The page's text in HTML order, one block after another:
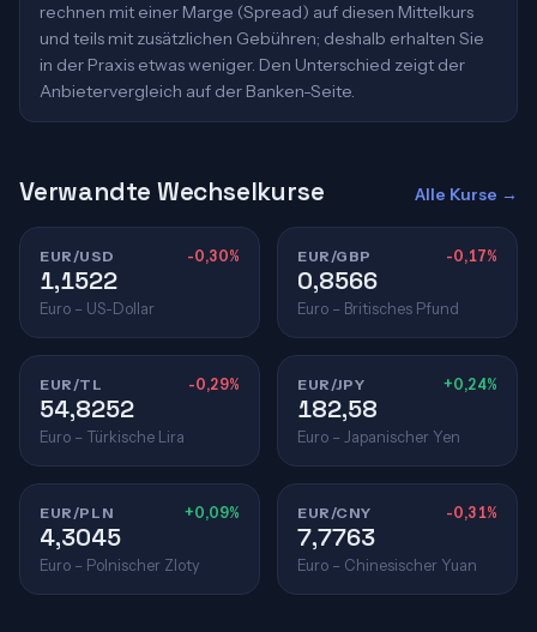
rechnen mit einer Marge (Spread) auf diesen Mittelkurs
und teils mit zusätzlichen Gebühren; deshalb erhalten Sie
in der Praxis etwas weniger. Den Unterschied zeigt der
Anbietervergleich auf der Banken-Seite.
Verwandte Wechselkurse Alle Kurse →
EUR/USD -0,30%
1,1522
Euro – US-Dollar
EUR/GBP -0,17%
0,8566
Euro – Britisches Pfund
EUR/TL -0,29%
54,8252
Euro – Türkische Lira
EUR/JPY +0,24%
182,58
Euro – Japanischer Yen
EUR/PLN +0,09%
4,3045
Euro – Polnischer Zloty
EUR/CNY -0,31%
7,7763
Euro – Chinesischer Yuan